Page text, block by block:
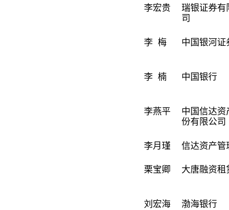
李宏贵
瑞银证券有
司
李 梅
中国银河证
李 楠 中国银行
李燕平
中国信达资
份有限公司
李月瑾
信达资产管
栗宝卿
大唐融资租
刘宏海
渤海银行